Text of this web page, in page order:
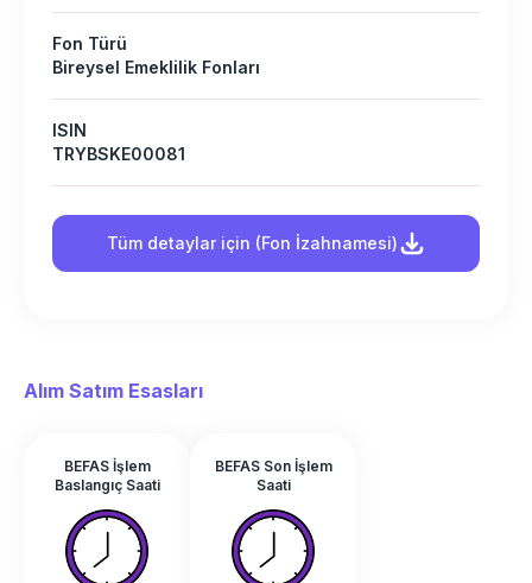
Fon Türü
Bireysel Emeklilik Fonları
ISIN
TRYBSKE00081
Tüm detaylar için (Fon İzahnamesi)
Alım Satım Esasları
BEFAS İşlem
Baslangıç Saati
BEFAS Son İşlem
Saati